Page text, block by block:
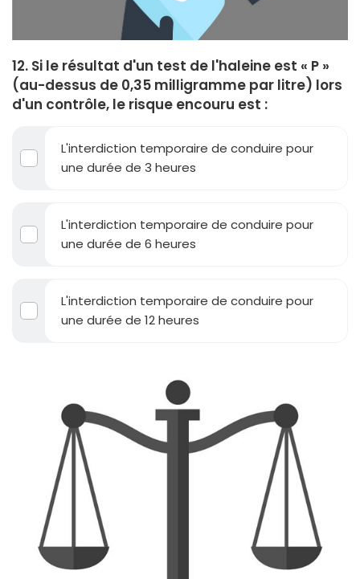
12. Si le résultat d'un test de l'haleine est « P »
(au-dessus de 0,35 milligramme par litre) lors
d'un contrôle, le risque encouru est :
L'interdiction temporaire de conduire pour
une durée de 3 heures
L'interdiction temporaire de conduire pour
une durée de 6 heures
L'interdiction temporaire de conduire pour
une durée de 12 heures